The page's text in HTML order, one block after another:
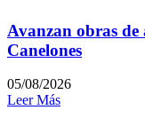
Avanzan obras de
Canelones
05/08/2026
Leer Más